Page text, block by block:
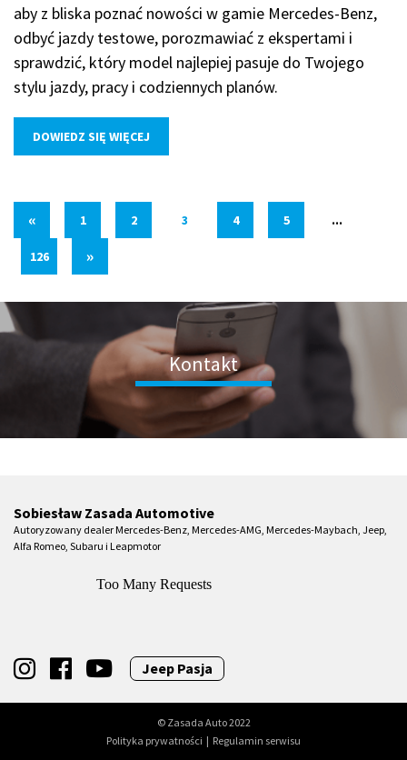
aby z bliska poznać nowości w gamie Mercedes-Benz,
odbyć jazdy testowe, porozmawiać z ekspertami i
sprawdzić, który model najlepiej pasuje do Twojego
stylu jazdy, pracy i codziennych planów.
DOWIEDZ SIĘ WIĘCEJ
« 1 2 3 4 5 ...
126 »
Kontakt
Sobiesław Zasada Automotive
Autoryzowany dealer Mercedes-Benz, Mercedes-AMG, Mercedes-Maybach, Jeep,
Alfa Romeo, Subaru i Leapmotor
Jeep Pasja
© Zasada Auto 2022
Polityka prywatności | Regulamin serwisu